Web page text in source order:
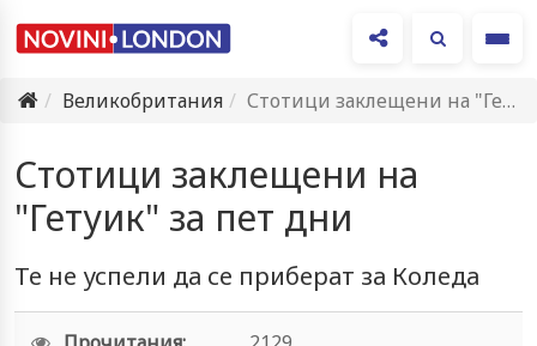
Великобритания
Стотици заклещени на "Гетуик" за пет дни
Стотици заклещени на
"Гетуик" за пет дни
Те не успели да се приберат за Коледа